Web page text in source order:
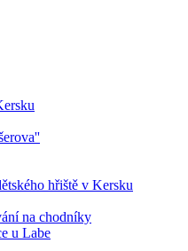
hřiště v Kersku
na chodníky
u Labe